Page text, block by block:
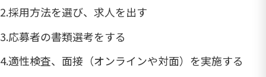
2.採用方法を選び、求人を出す
3.応募者の書類選考をする
4.適性検査、面接（オンラインや対面）を実施する